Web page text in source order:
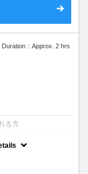
Duration：Approx. 2 hrs
る方